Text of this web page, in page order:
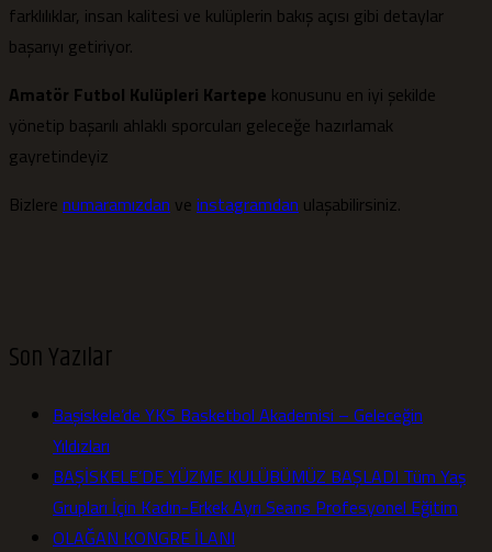
farklılıklar, insan kalitesi ve kulüplerin bakış açısı gibi detaylar
başarıyı getiriyor.
Amatör Futbol Kulüpleri Kartepe konusunu en iyi şekilde
yönetip başarılı ahlaklı sporcuları geleceğe hazırlamak
gayretindeyiz
Bizlere numaramızdan ve instagramdan ulaşabilirsiniz.
Son Yazılar
Başiskele’de YKS Basketbol Akademisi – Geleceğin
Yıldızları
BAŞİSKELE’DE YÜZME KULÜBÜMÜZ BAŞLADI Tüm Yaş
Grupları İçin Kadın-Erkek Ayrı Seans Profesyonel Eğitim
OLAĞAN KONGRE İLANI